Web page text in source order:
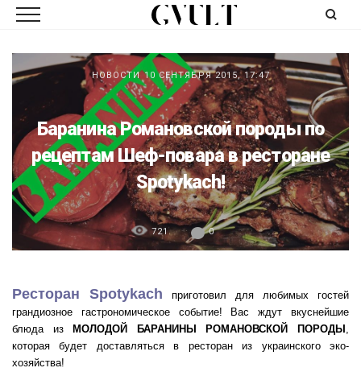
НОВОСТИ 10 СЕНТЯБРЯ 2015, 17:47
Баранина Романовской породы по
рецептам Шеф-повара в ресторане
Spotykach!
721 0
Ресторан Spotykach приготовил для любимых гостей
грандиозное гастрономическое событие! Вас ждут вкуснейшие
блюда изМОЛОДОЙ БАРАНИНЫ РОМАНОВСКОЙ ПОРОДЫ ,
которая будет доставляться в ресторан из украинского эко-
хозяйства!